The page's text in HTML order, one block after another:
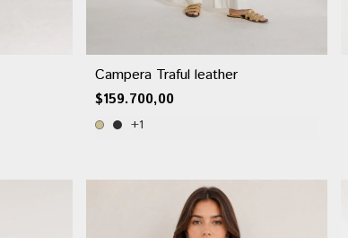
Campera Traful leather
$159.700,00
+1